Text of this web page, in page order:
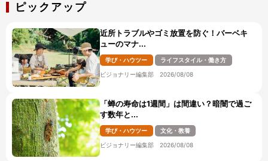
ピックアップ
近所トラブルやゴミ放置を防ぐ！バーベキ
ューのマナ...
学び・ハウツー ライフスタイル・働き方
ビジョナリー編集部 2026/08/08
「蝉の寿命は1週間」は間違い？暗闇で過ご
す数年と...
学び・ハウツー 文化・教養
ビジョナリー編集部 2026/08/08